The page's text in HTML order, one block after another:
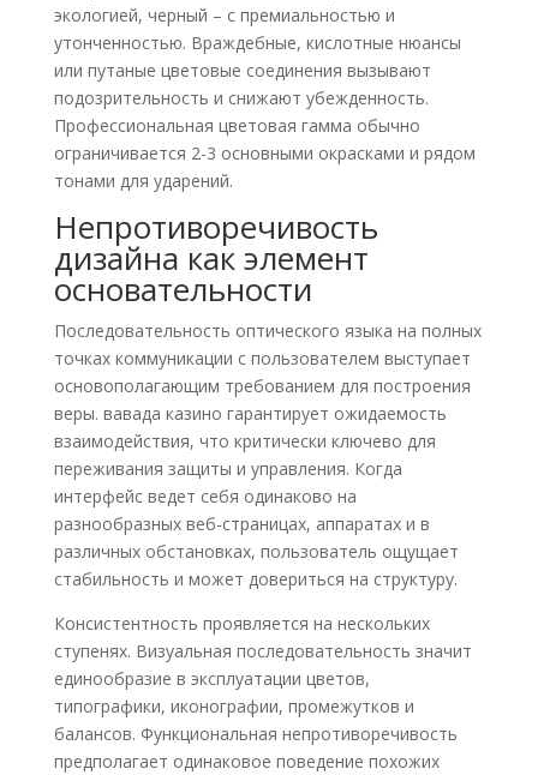
экологией, черный – с премиальностью и
утонченностью. Враждебные, кислотные нюансы
или путаные цветовые соединения вызывают
подозрительность и снижают убежденность.
Профессиональная цветовая гамма обычно
ограничивается 2-3 основными окрасками и рядом
тонами для ударений.
Непротиворечивость
дизайна как элемент
основательности
Последовательность оптического языка на полных
точках коммуникации с пользователем выступает
основополагающим требованием для построения
веры. вавада казино гарантирует ожидаемость
взаимодействия, что критически ключево для
переживания защиты и управления. Когда
интерфейс ведет себя одинаково на
разнообразных веб-страницах, аппаратах и в
различных обстановках, пользователь ощущает
стабильность и может довериться на структуру.
Консистентность проявляется на нескольких
ступенях. Визуальная последовательность значит
единообразие в эксплуатации цветов,
типографики, иконографии, промежутков и
балансов. Функциональная непротиворечивость
предполагает одинаковое поведение похожих